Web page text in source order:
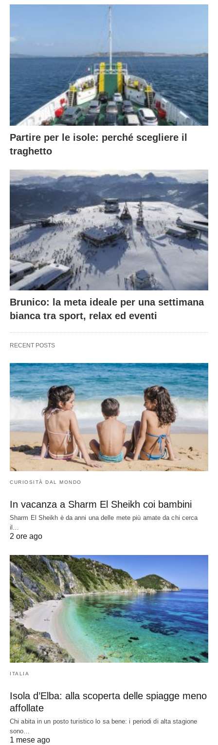
Partire per le isole: perché scegliere il
traghetto
Brunico: la meta ideale per una settimana
bianca tra sport, relax ed eventi
RECENT POSTS
CURIOSITÀ DAL MONDO
In vacanza a Sharm El Sheikh coi bambini
Sharm El Sheikh è da anni una delle mete più amate da chi cerca
il…
2 ore ago
ITALIA
Isola d’Elba: alla scoperta delle spiagge meno
affollate
Chi abita in un posto turistico lo sa bene: i periodi di alta stagione
sono…
1 mese ago